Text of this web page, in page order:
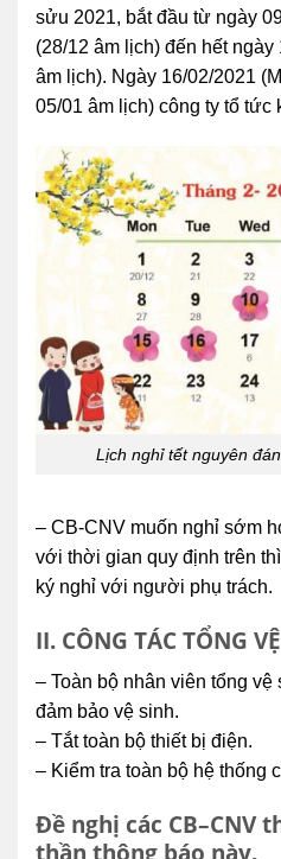
sửu 2021, bắt đầu từ ngày
(28/12 âm lịch) đến hết
âm lịch). Ngày 16/02/2021
05/01 âm lịch) công ty tổ tức
Lịch nghỉ tết nguyên
– CB-CNV muốn nghỉ sớm
với thời gian quy định trên
ký nghỉ với người phụ trách.
II. CÔNG TÁC TỔNG
– Toàn bộ nhân viên tổng
đảm bảo vệ sinh.
– Tắt toàn bộ thiết bị điện.
– Kiểm tra toàn bộ hệ thống
Đề nghị các CB–CNV
thần thông báo này.